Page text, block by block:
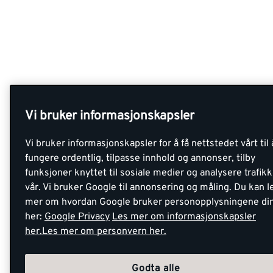
Vi bruker informasjonskapsler
Vi bruker informasjonskapsler for å få nettstedet vårt til
fungere ordentlig, tilpasse innhold og annonser, tilby
funksjoner knyttet til sosiale medier og analysere
vår. Vi bruker Google til annonsering og måling. Du kan
mer om hvordan Google bruker personopplysningene
her: Google Privacy Les mer om informasjonskapsler
her.Les mer om personvern her.
Godta alle